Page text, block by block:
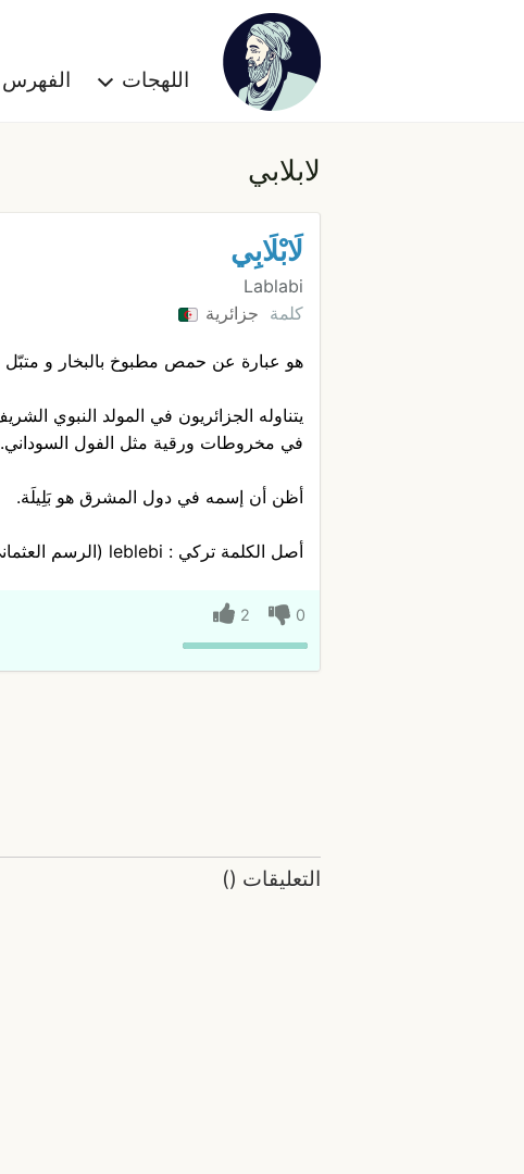
اللهجات الفهرس
لابلابي
لَابْلَابِي
Lablabi
كلمة جزائرية
هو عبارة عن حمص مطبوخ بالبخار و متبّل
يتناوله الجزائريون في المولد النبوي
في مخروطات ورقية مثل الفول السوداني.
أظن أن إسمه في دول المشرق هو بَلِيلَة.
أصل الكلمة تركي : leblebi (الرسم العثماني : لبلبي).
0
2
التعليقات (
)